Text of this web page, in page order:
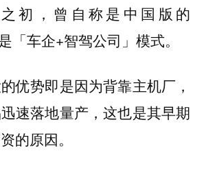
初，曾自称是中国版的
「车企+智驾公司」模式。
优势即是因为背靠主机厂，
速落地量产，这也是其早期
的原因。